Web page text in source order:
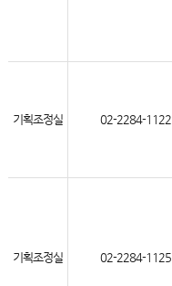
기획조정실 02-2284-1122
기획조정실 02-2284-1125